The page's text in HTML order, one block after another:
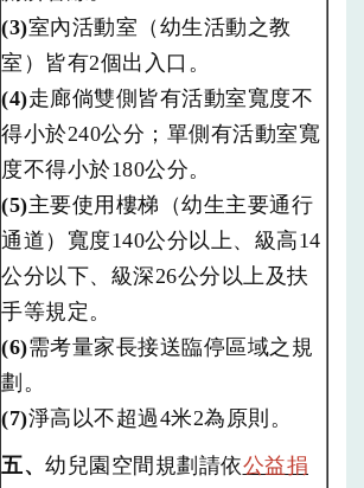
(3)室內活動室（幼生活動之教
室）皆有2個出入口。
(4)走廊倘雙側皆有活動室寬度不
得小於240公分；單側有活動室寬
度不得小於180公分。
(5)主要使用樓梯（幼生主要通行
通道）寬度140公分以上、級高14
公分以下、級深26公分以上及扶
手等規定。
(6)需考量家長接送臨停區域之規
劃。
(7)淨高以不超過4米2為原則。
五、 幼兒園空間規劃請依公益捐